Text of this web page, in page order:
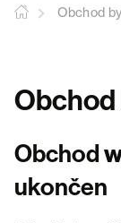
Obchod
Obchod
Obchod
ukončen